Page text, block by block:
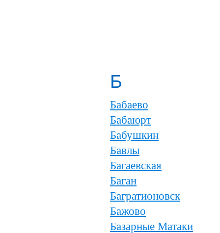
Б
Бабаево
Бабаюрт
Бабушкин
Бавлы
Багаевская
Баган
Багратионовск
Бажово
Базарные Матаки